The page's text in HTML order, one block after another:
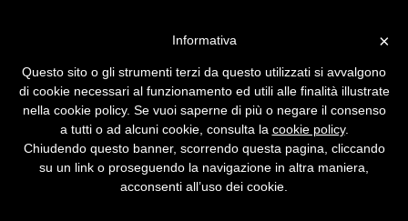
solidarietà in Telecom
Al Ministero del Lavoro è stato sottoscritto
l'accordo che prevede il contratto di
solidarietà al 1254 e misure per la chiusura
delle sedi.
×
Informativa
Questo sito o gli strumenti terzi da questo utilizzati si avvalgono
di cookie necessari al funzionamento ed utili alle finalità illustrate
nella cookie policy. Se vuoi saperne di più o negare il consenso
a tutti o ad alcuni cookie, consulta la cookie policy.
Chiudendo questo banner, scorrendo questa pagina, cliccando
su un link o proseguendo la navigazione in altra maniera,
acconsenti all’uso dei cookie.